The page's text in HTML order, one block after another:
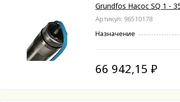
Grundfos Насос SQ 1 -
Артикул: 96510178
Назначение
66 942,15 ₽